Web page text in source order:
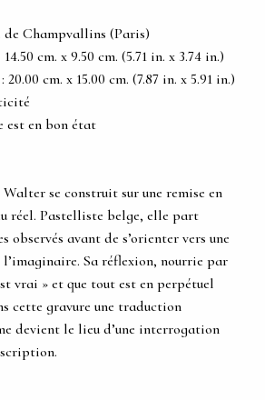
de Champvallins (Paris)
cm. x 9.50 cm. (5.71 in. x 3.74 in.)
cm. x 15.00 cm. (7.87 in. x 5.91 in.)
est en bon état
se construit sur une remise en
réel. Pastelliste belge, elle part
observés avant de s’orienter vers une
Sa réflexion, nourrie par
vrai » et que tout est en perpétuel
cette gravure une traduction
devient le lieu d’une interrogation